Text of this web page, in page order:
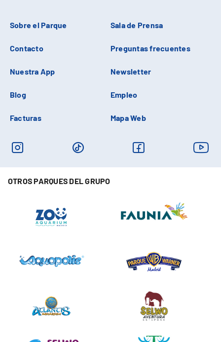
Sobre el Parque Sala de Prensa
Contacto Preguntas frecuentes
Nuestra App Newsletter
Blog Empleo
Facturas Mapa Web
OTROS PARQUES DEL GRUPO